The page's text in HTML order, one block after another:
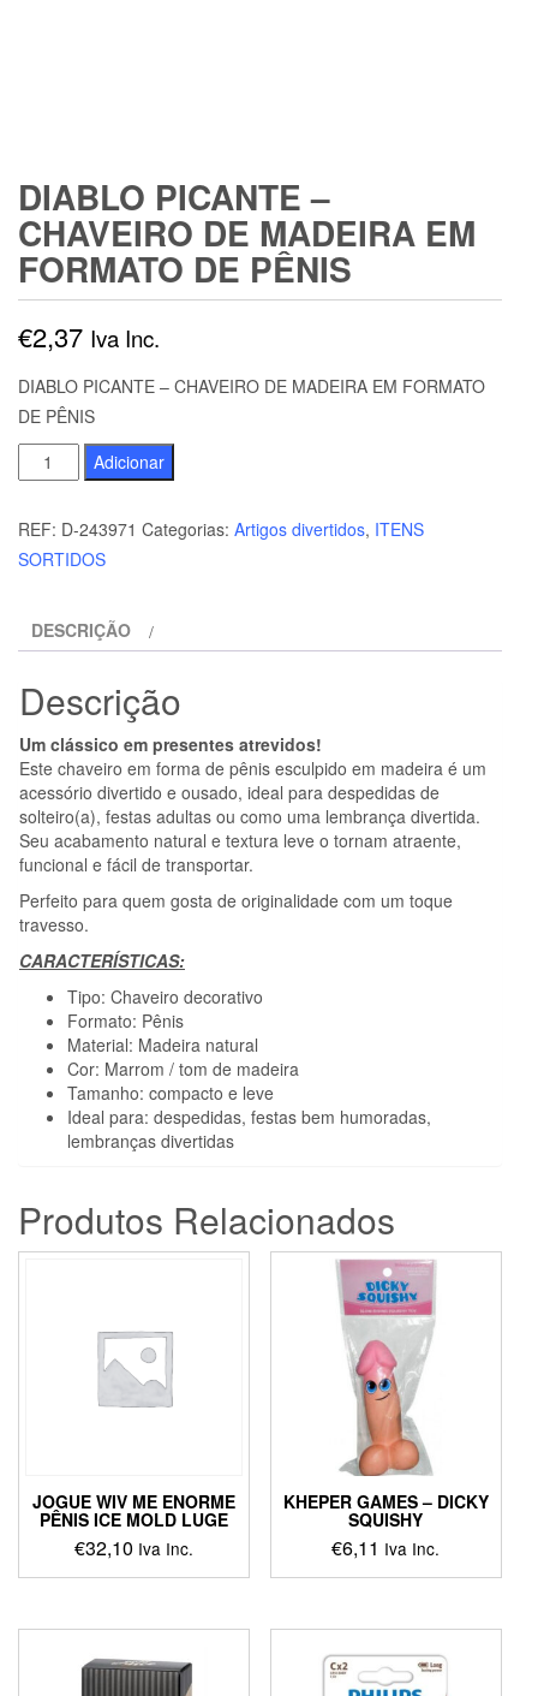
DIABLO PICANTE –
CHAVEIRO DE MADEIRA EM
FORMATO DE PÊNIS
€2,37 Iva Inc.
DIABLO PICANTE – CHAVEIRO DE MADEIRA EM FORMATO
DE PÊNIS
Quantidade
de
DIABLO
PICANTE
DE
EM
DE
PÊNIS
Adicionar
REF: D-243971 Categorias: Artigos divertidos, ITENS
SORTIDOS
DESCRIÇÃO
Descrição
Um clássico em presentes atrevidos!
Este chaveiro em forma de pênis esculpido em madeira é um
acessório divertido e ousado, ideal para despedidas de
solteiro(a), festas adultas ou como uma lembrança divertida.
Seu acabamento natural e textura leve o tornam atraente,
funcional e fácil de transportar.
Perfeito para quem gosta de originalidade com um toque
travesso.
CARACTERÍSTICAS:
Tipo: Chaveiro decorativo
Formato: Pênis
Material: Madeira natural
Cor: Marrom / tom de madeira
Tamanho: compacto e leve
Ideal para: despedidas, festas bem humoradas,
lembranças divertidas
Produtos Relacionados
JOGUE WIV ME ENORME
PÊNIS ICE MOLD LUGE
€32,10 Iva Inc.
KHEPER GAMES – DICKY
SQUISHY
€6,11 Iva Inc.